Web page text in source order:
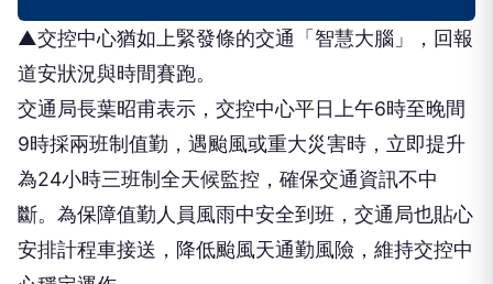
▲交控中心猶如上緊發條的交通「智慧大腦」，回報
道安狀況與時間賽跑。
交通局長葉昭甫表示，交控中心平日上午6時至晚間
9時採兩班制值勤，遇颱風或重大災害時，立即提升
為24小時三班制全天候監控，確保交通資訊不中
斷。為保障值勤人員風雨中安全到班，交通局也貼心
安排計程車接送，降低颱風天通勤風險，維持交控中